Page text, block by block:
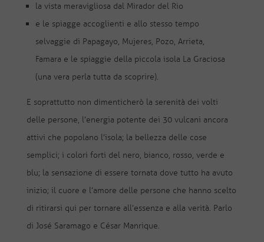
la vista meravigliosa dal Mirador del Rio
e le spiagge accoglienti e allo stesso tempo
selvaggie di Papagayo, Mujeres, Pozo, Arrieta,
Famara e le spiaggie della piccola isola La Graciosa
(una vera perla tutta da scoprire).
E soprattutto non dimenticherò la serenità dei volti
delle persone, l’energia potente dei 30 vulcani ancora
attivi che popolano l’isola; la bellezza delle cose
semplici; i colori forti del nero, bianco, rosso, verde e
blu; la sensazione di essere tornata dove tutto ha avuto
inizio; il cuore e l’amore delle persone che hanno scelto
di ritirarsi qui per tornare all’essenza e alla verità. Parlo
di José Saramago e César Manrique.